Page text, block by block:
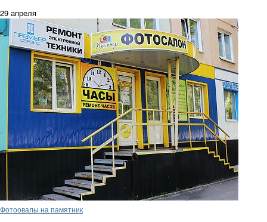
29 апреля
Фотоовалы на памятник